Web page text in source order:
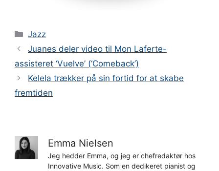
Kategorier
Jazz
Juanes deler video til Mon Laferte-
assisteret ‘Vuelve’ (‘Comeback’)
Kelela trækker på sin fortid for at skabe
fremtiden
Emma Nielsen
Jeg hedder Emma, og jeg er chefredaktør hos
Innovative Music. Som en dedikeret pianist og